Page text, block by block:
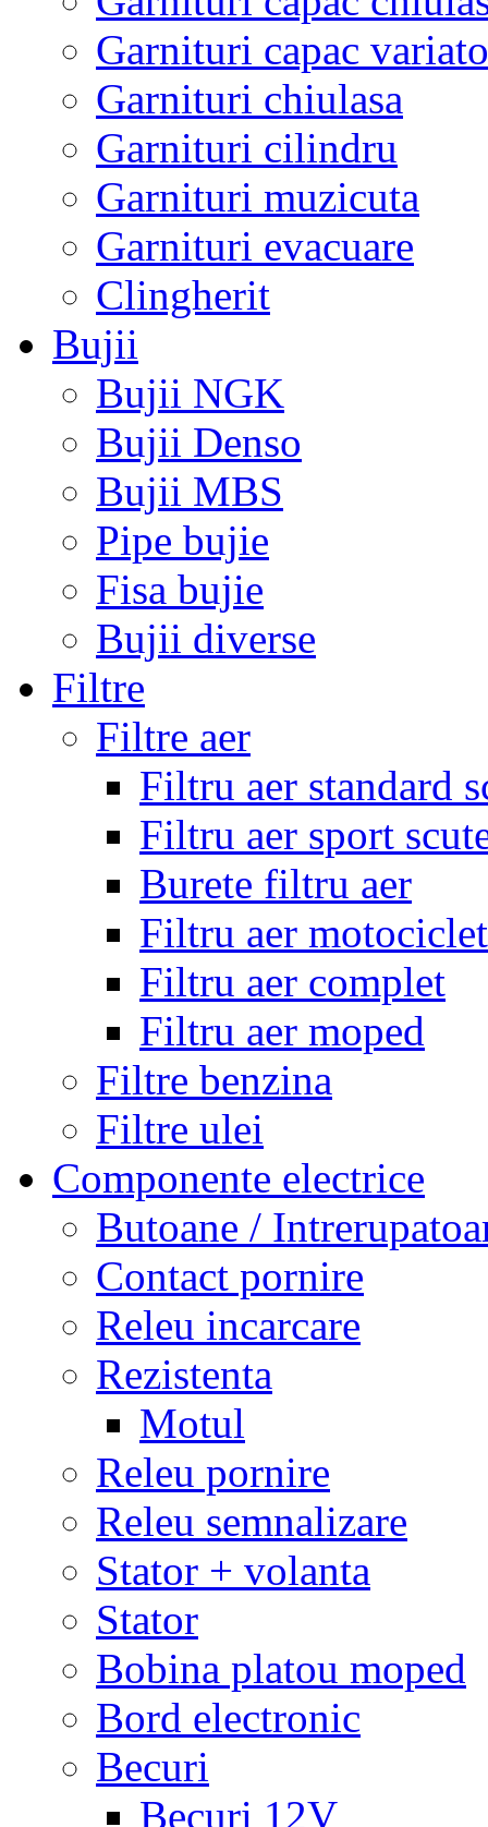
Garnituri capac
Garnituri chiulasa
Garnituri cilindru
Garnituri muzicuta
Garnituri evacuare
Clingherit
Bujii
Bujii NGK
Bujii Denso
Bujii MBS
Pipe bujie
Fisa bujie
Bujii diverse
Filtre
Filtre aer
Filtru aer standard
Filtru aer sport
Burete filtru aer
Filtru aer
Filtru aer complet
Filtru aer moped
Filtre benzina
Filtre ulei
Componente electrice
Butoane /
Contact pornire
Releu incarcare
Rezistenta
Motul
Releu pornire
Releu semnalizare
Stator + volanta
Stator
Bobina platou moped
Bord electronic
Becuri
Becuri 12V